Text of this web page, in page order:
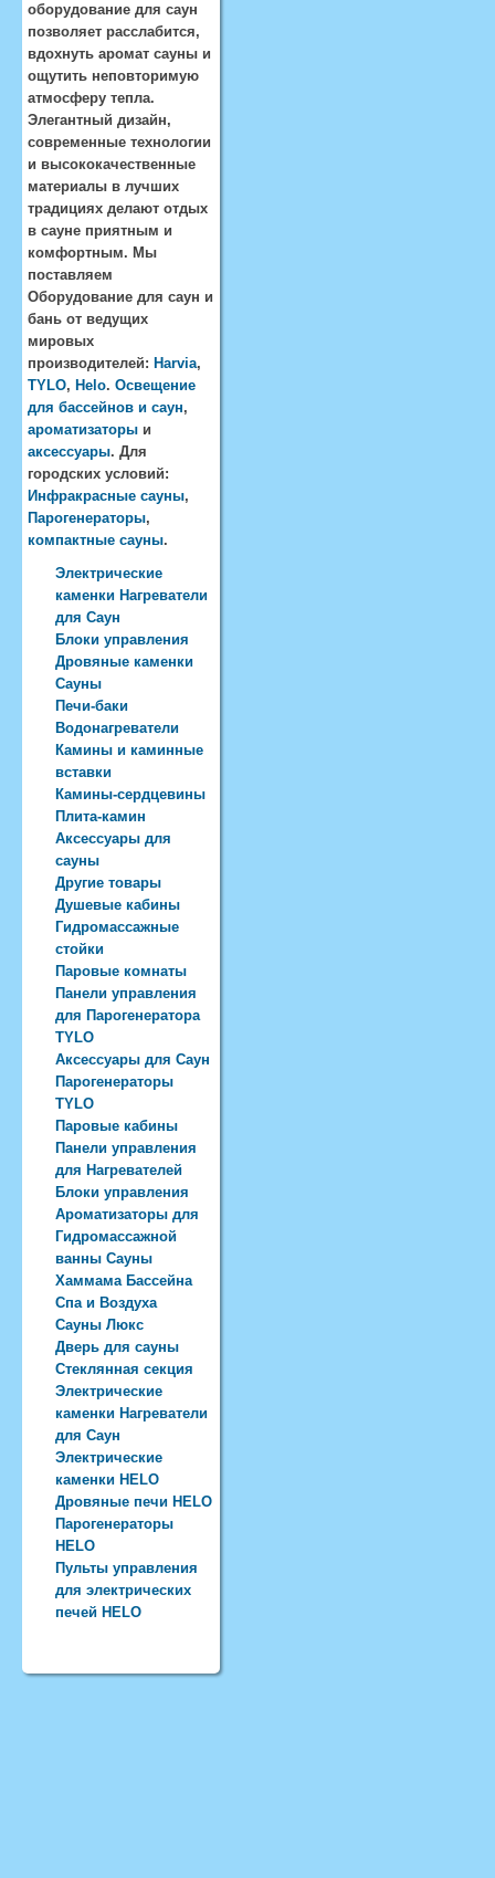
оборудование для саун
позволяет расслабится,
вдохнуть аромат сауны и
ощутить неповторимую
атмосферу тепла.
Элегантный дизайн,
современные технологии
и высококачественные
материалы в лучших
традициях делают отдых
в сауне приятным и
комфортным. Мы
поставляем
Оборудование для саун и
бань от ведущих
мировых
производителей: Harvia,
TYLO, Helo. Освещение
для бассейнов и саун,
ароматизаторы и
аксессуары. Для
городских условий:
Инфракрасные сауны,
Парогенераторы,
компактные сауны.
Электрические
каменки Нагреватели
для Саун
Блоки управления
Дровяные каменки
Сауны
Печи-баки
Водонагреватели
Камины и каминные
вставки
Камины-сердцевины
Плита-камин
Аксессуары для
сауны
Другие товары
Душевые кабины
Гидромассажные
стойки
Паровые комнаты
Панели управления
для Парогенератора
TYLO
Аксессуары для Саун
Парогенераторы
TYLO
Паровые кабины
Панели управления
для Нагревателей
Блоки управления
Ароматизаторы для
Гидромассажной
ванны Сауны
Хаммама Бассейна
Спа и Воздуха
Сауны Люкс
Дверь для сауны
Стеклянная секция
Электрические
каменки Нагреватели
для Саун
Электрические
каменки HELO
Дровяные печи HELO
Парогенераторы
HELO
Пульты управления
для электрических
печей HELO